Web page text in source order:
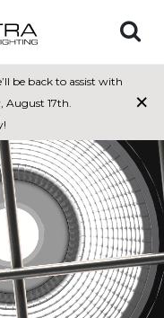
be back to assist with
August 17th.
×